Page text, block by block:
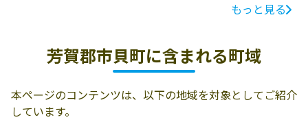
電話番号
羽353
野辺108
もっと見る
芳賀郡市貝町に含まれる町域
本ページのコンテンツは、以下の地域を対象としてご紹介
しています。